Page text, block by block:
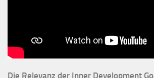
Die Relevanz der Inner Development